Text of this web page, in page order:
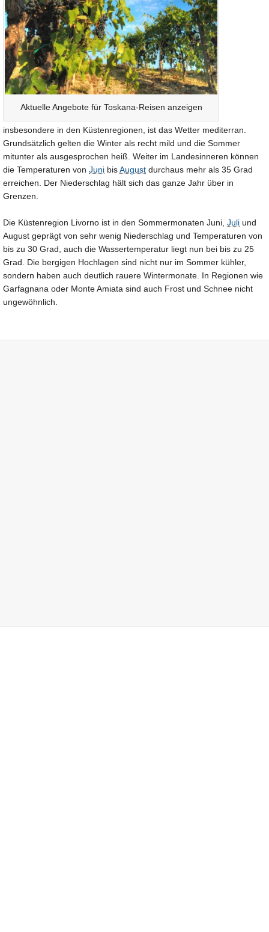
Aktuelle Angebote für Toskana-Reisen anzeigen
insbesondere in den Küstenregionen, ist das Wetter mediterran.
Grundsätzlich gelten die Winter als recht mild und die Sommer
mitunter als ausgesprochen heiß. Weiter im Landesinneren können
die Temperaturen von Juni bisAugust durchaus mehr als 35 Grad
erreichen. Der Niederschlag hält sich das ganze Jahr über in
Grenzen.
Die Küstenregion Livorno ist in den Sommermonaten Juni, Juli und
August geprägt von sehr wenig Niederschlag und Temperaturen von
bis zu 30 Grad, auch die Wassertemperatur liegt nun bei bis zu 25
Grad. Die bergigen Hochlagen sind nicht nur im Sommer kühler,
sondern haben auch deutlich rauere Wintermonate. In Regionen wie
Garfagnana oder Monte Amiata sind auch Frost und Schnee nicht
ungewöhnlich.